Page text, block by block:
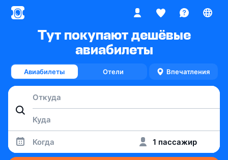
Тут покупают дешёвые
авиабилеты
Авиабилеты Отели Впечатления
Когда 1 пассажир